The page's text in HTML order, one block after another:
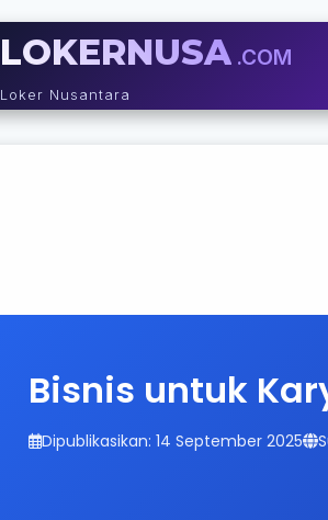
LOKERNUSA .COM
Loker Nusantara
Bisnis untuk
Dipublikasikan: 14 September 2025